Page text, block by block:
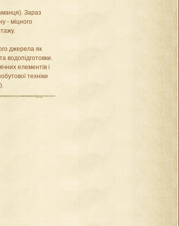
Зараз
- міцного
джерела як
водопідготовки.
елементів і
техніки